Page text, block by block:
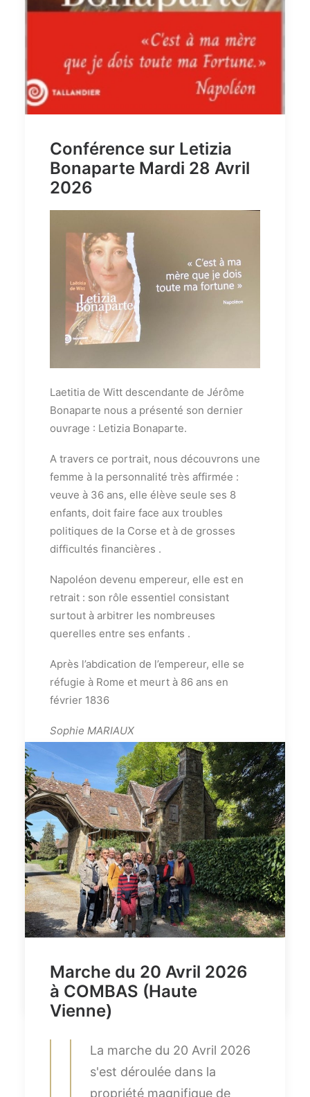
Conférence sur Letizia
Bonaparte Mardi 28 Avril
2026
Laetitia de Witt descendante de Jérôme
Bonaparte nous a présenté son dernier
ouvrage : Letizia Bonaparte.
A travers ce portrait, nous découvrons une
femme à la personnalité très affirmée :
veuve à 36 ans, elle élève seule ses 8
enfants, doit faire face aux troubles
politiques de la Corse et à de grosses
difficultés financières .
Napoléon devenu empereur, elle est en
retrait : son rôle essentiel consistant
surtout à arbitrer les nombreuses
querelles entre ses enfants .
Après l’abdication de l’empereur, elle se
réfugie à Rome et meurt à 86 ans en
février 1836
Sophie MARIAUX
Crédit photos : Florence VIGNAUD
by limousin
Marche du 20 Avril 2026
à COMBAS (Haute
Vienne)
La marche du 20 Avril 2026
s'est déroulée dans la
propriété magnifique de